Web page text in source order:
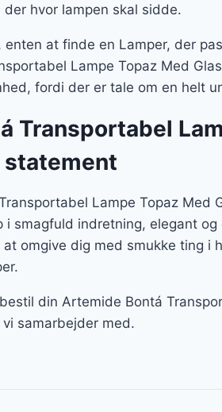
hvor lampen skal sidde.
at finde en Lamper, der
Lampe Topaz Med
fordi der er tale om en helt
Transportabel
Lampe Topaz
i smagfuld indretning, elegant
omgive dig med smukke ting i
din Artemide Bontá
samarbejder med.